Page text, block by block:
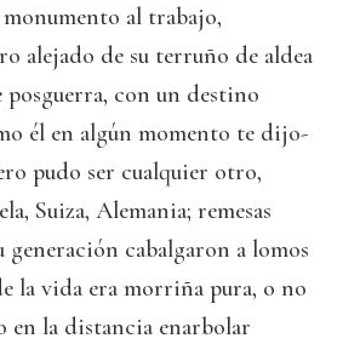
al trabajo,
alejado de su terruño de aldea
posguerra, con un destino
él en algún momento te dijo-
pudo ser cualquier otro,
Suiza, Alemania; remesas
generación cabalgaron a lomos
la vida era morriña pura, o no
en la distancia enarbolar